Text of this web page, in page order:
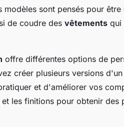
modèles sont pensés pour
de coudre des vêtements qui
offre différentes options de
créer plusieurs versions d'un
et d'améliorer vos
les finitions pour obtenir des